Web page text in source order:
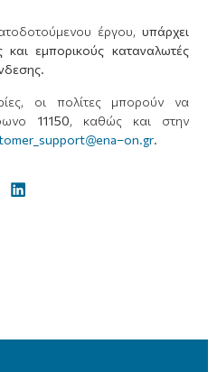
έργου, υπάρχει
και εμπορικούς καταναλωτές
οι πολίτες μπορούν να
11150, καθώς και στην
.